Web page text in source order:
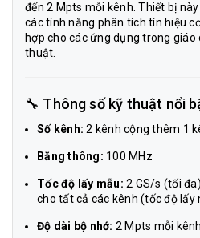
đến 2 Mpts mỗi kênh. Thiết bị
các tính năng phân tích tín hiệu
hợp cho các ứng dụng trong giáo
thuật.
🔧 Thông số kỹ thuật nổi
Số kênh: 2 kênh cộng thêm 1
Băng thông: 100 MHz
Tốc độ lấy mẫu: 2 GS/s (tối
cho tất cả các kênh (tốc độ
Độ dài bộ nhớ: 2 Mpts mỗi kênh